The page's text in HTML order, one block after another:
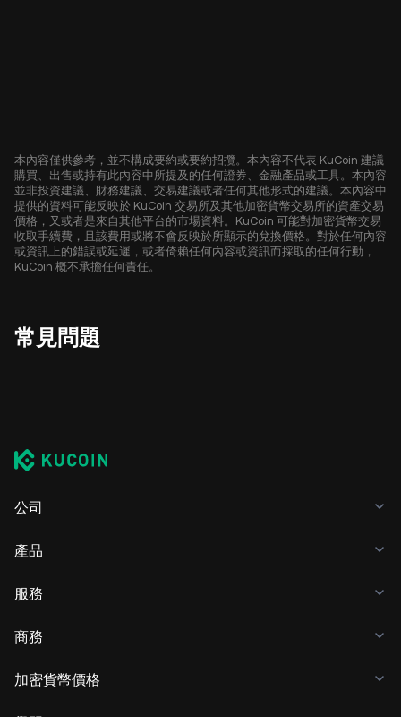
本內容僅供參考，並不構成要約或要約招攬。本內容不代表 KuCoin 建議
購買、出售或持有此內容中所提及的任何證券、金融產品或工具。本內容
並非投資建議、財務建議、交易建議或者任何其他形式的建議。本內容中
提供的資料可能反映於 KuCoin 交易所及其他加密貨幣交易所的資產交易
價格，又或者是來自其他平台的市場資料。KuCoin 可能對加密貨幣交易
收取手續費，且該費用或將不會反映於所顯示的兌換價格。對於任何內容
或資訊上的錯誤或延遲，或者倚賴任何內容或資訊而採取的任何行動，
KuCoin 概不承擔任何責任。
常見問題
公司
產品
服務
商務
加密貨幣價格